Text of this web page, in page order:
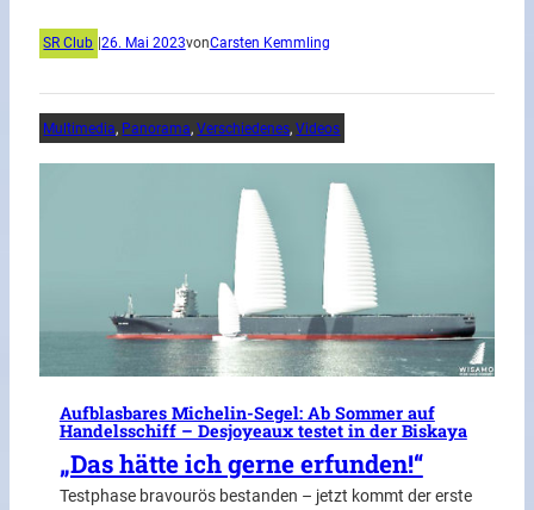
SR Club 26. Mai 2023vonCarsten Kemmling
Multimedia, Panorama, Verschiedenes, Videos
Aufblasbares Michelin-Segel: Ab Sommer auf
Handelsschiff – Desjoyeaux testet in der Biskaya
„Das hätte ich gerne erfunden!“
Testphase bravourös bestanden – jetzt kommt der erste